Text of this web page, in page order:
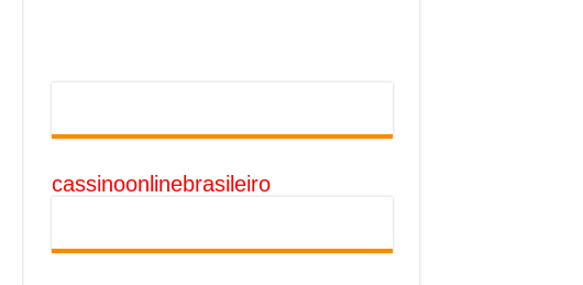
cassinoonlinebrasileiro